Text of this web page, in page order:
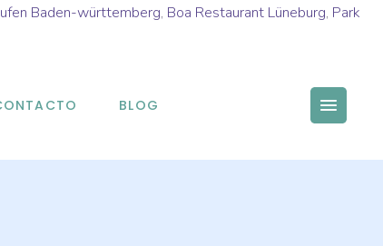
Baden-württemberg, Boa Restaurant Lüneburg, Park
BLOG